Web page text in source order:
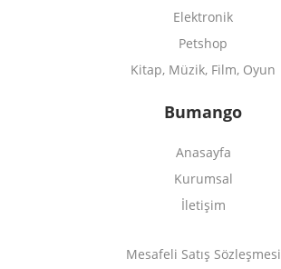
Elektronik
Petshop
Kitap, Müzik, Film, Oyun
Bumango
Anasayfa
Kurumsal
İletişim
Mesafeli Satış Sözleşmesi